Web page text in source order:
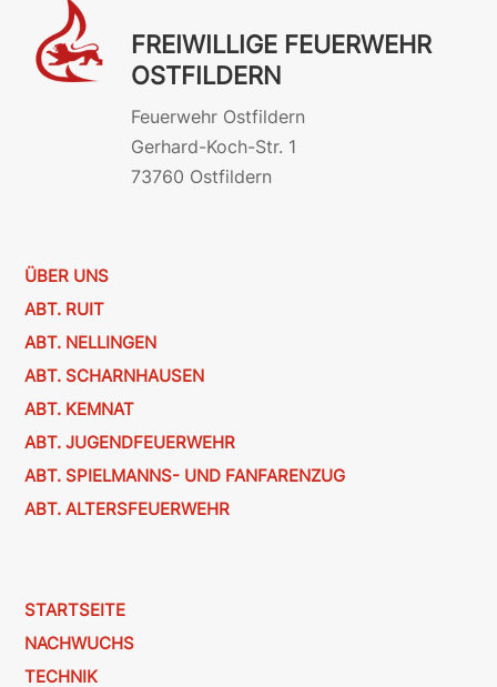
FREIWILLIGE FEUERWEHR
OSTFILDERN
Feuerwehr Ostfildern
Gerhard-Koch-Str. 1
73760 Ostfildern
ÜBER UNS
ABT. RUIT
ABT. NELLINGEN
ABT. SCHARNHAUSEN
ABT. KEMNAT
ABT. JUGENDFEUERWEHR
ABT. SPIELMANNS- UND FANFARENZUG
ABT. ALTERSFEUERWEHR
STARTSEITE
NACHWUCHS
TECHNIK